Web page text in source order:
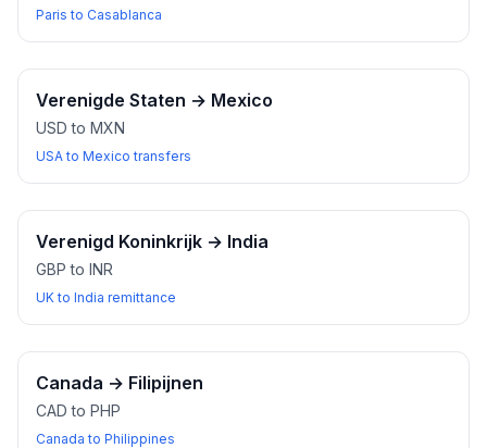
Paris to Casablanca
Verenigde Staten → Mexico
USD to MXN
USA to Mexico transfers
Verenigd Koninkrijk → India
GBP to INR
UK to India remittance
Canada → Filipijnen
CAD to PHP
Canada to Philippines